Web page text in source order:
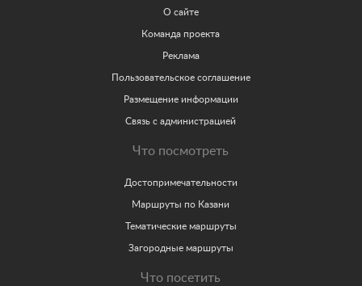
О сайте
Команда проекта
Реклама
Пользовательское соглашение
Размещение информации
Связь с администрацией
Что посмотреть
Достопримечательности
Маршруты по Казани
Тематические маршруты
Загородные маршруты
Что посетить